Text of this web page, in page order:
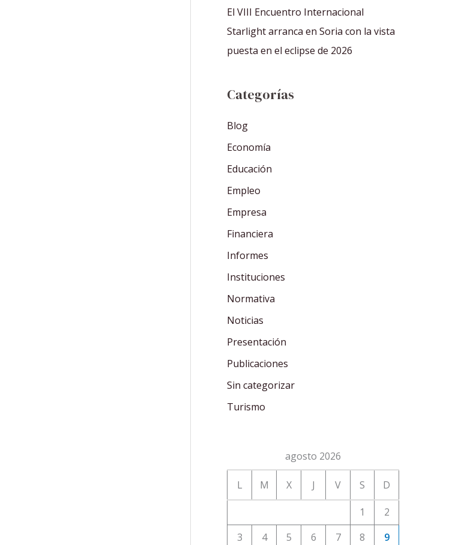
El VIII Encuentro Internacional
Starlight arranca en Soria con la vista
puesta en el eclipse de 2026
Categorías
Blog
Economía
Educación
Empleo
Empresa
Financiera
Informes
Instituciones
Normativa
Noticias
Presentación
Publicaciones
Sin categorizar
Turismo
agosto 2026
L M X J V S D
1
2
3
4 5 6 7 8
9